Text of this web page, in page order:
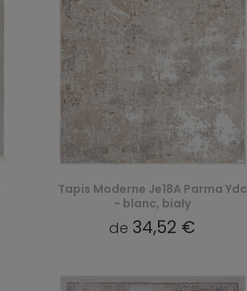
Tapis Moderne Je18A Parma Ydc
- blanc, biały
de 34,52 €